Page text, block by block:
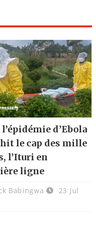
l’épidémie d’Ebola
le cap des mille
l’Ituri en
ligne
Babingwa
23 Jul